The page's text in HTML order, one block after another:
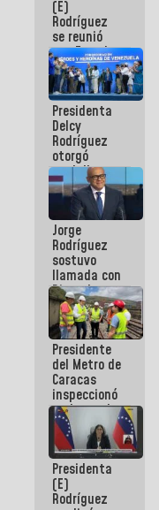
(E)
Rodríguez
se reunió
con Estado
Mayor
Eléctrico
para
abordar
planes de
acción
Presidenta
Delcy
Rodríguez
otorgó
medalla
"Héroe de
Venezuela"
a servidores
públicos
Jorge
Rodríguez
sostuvo
llamada con
Dinorah
Figuera y
acuerdan
primer
encuentro
presencial
para el
diálogo
Presidente
del Metro de
Caracas
inspeccionó
trabajos de
rehabilitación
y
modernización
de la vía
férrea
Presidenta
(E)
Rodríguez